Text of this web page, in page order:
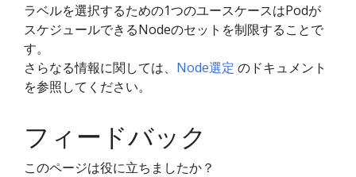
ラベルを選択するための1つのユースケースはPodが
スケジュールできるNodeのセットを制限することで
す。
さらなる情報に関しては、 Node選定 のドキュメント
を参照してください。
フィードバック
このページは役に立ちましたか？